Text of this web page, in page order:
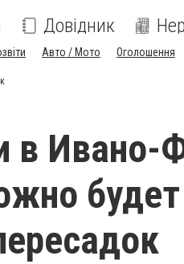
Довідник
Авто / Мото Оголошення
в Ивано-